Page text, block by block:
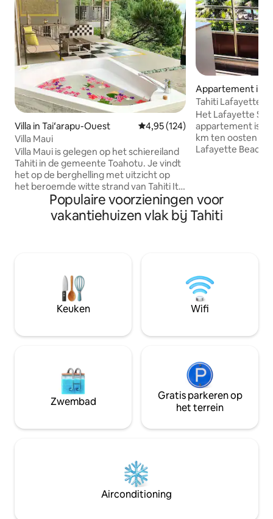
Villa in Taiʻarapu-Ouest Gemiddelde beoordeling van
4,95 (124)
Villa Maui
Villa Maui is gelegen op het schiereiland
Tahiti in de gemeente Toahotu. Je vindt
het op de berghelling met uitzicht op
het beroemde witte strand van Tahiti Iti,
'La plage de Maui' genaamd. Villa Maui
biedt een adembenemend uitzicht op
de oceaan en in het bijzonder op de
tot het strand op Maui is speciaal voor
jou. De beste plek om walvissen te
kijken tijdens het seizoen🤙🏼
Appartement in
Tahiti Lafayette
Het Lafayette
appartement is
km ten oosten
Lafayette Beach
volledig
tot 4 personen,
genummerd
Populaire voorzieningen voor
vakantiehuizen vlak bij Tahiti
Keuken Wifi
Zwembad
Gratis parkeren op
het terrein
Airconditioning